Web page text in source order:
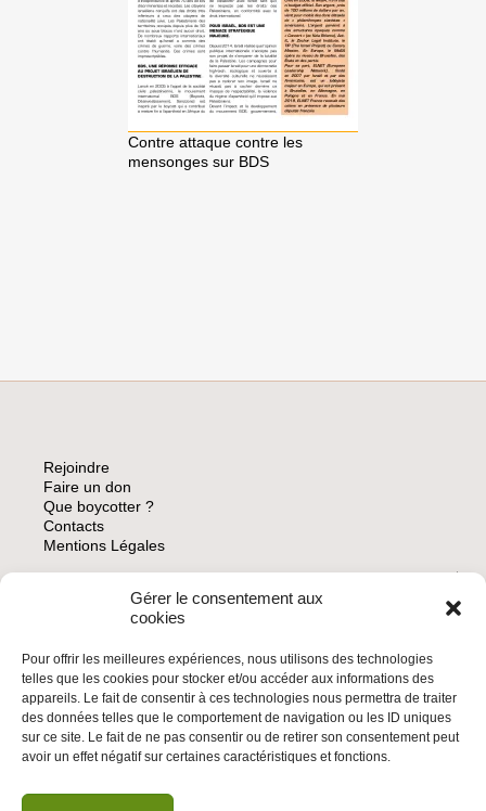
Gérer le consentement aux
cookies
Pour offrir les meilleures expériences, nous utilisons des technologies
telles que les cookies pour stocker et/ou accéder aux informations des
appareils. Le fait de consentir à ces technologies nous permettra de traiter
des données telles que le comportement de navigation ou les ID uniques
sur ce site. Le fait de ne pas consentir ou de retirer son consentement peut
avoir un effet négatif sur certaines caractéristiques et fonctions.
Contre attaque contre les
mensonges sur BDS
Rejoindre
Faire un don
Que boycotter ?
Contacts
Mentions Légales
ARCHIVES
INSCRIVEZ-VOUS À LA NEWSLETTER
Inscrivez-vous à la Newsletter